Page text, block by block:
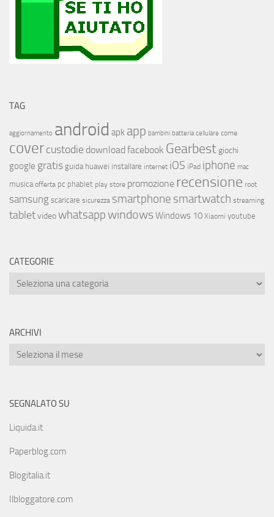
TAG
aggiornamento android apk app bambini batteria cellulare come
covercustodie download facebook Gearbest giochi
google gratis guida huawei installare internet iOS iPad iphone mac
musica offerta pc phablet play store promozione recensione root
samsungscaricare sicurezza smartphone smartwatch streaming
tabletvideowhatsappwindowsWindows 10 Xiaomi youtube
CATEGORIE
ARCHIVI
SEGNALATO SU
Liquida.it
Paperblog.com
Blogitalia.it
Ilbloggatore.com